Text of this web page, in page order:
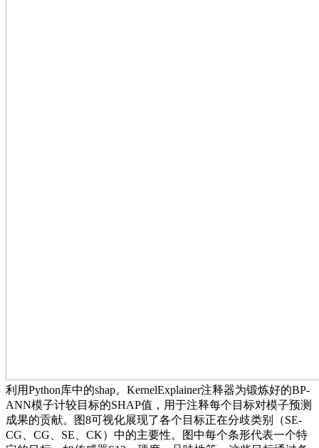
利用Python库中的shap。KernelExplainer注释器为锻炼好的BP-
ANN模子计较目标的SHAP值，用于注释每个目标对模子预测
成果的贡献。图8可视化展现了各个目标正在分歧类别（SE-
CG、CG、SE、CK）中的主要性。图中每个条形代表一个特